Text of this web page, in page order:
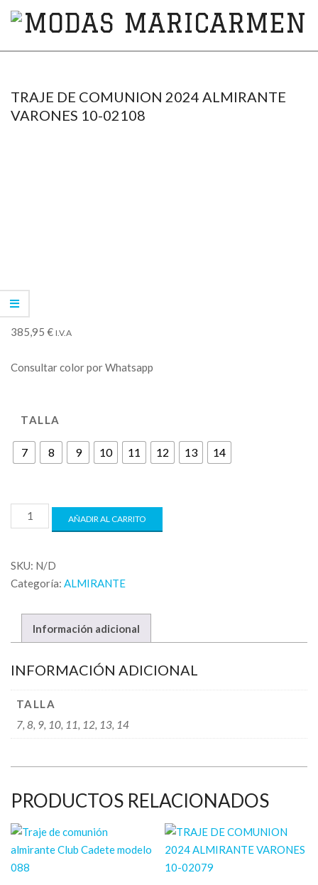
MODAS
TRAJE DE COMUNION 2024 ALMIRANTE
VARONES 10-02108
385,95 € I.V.A
Consultar color por Whatsapp
TALLA
7 8 9 10 11 12 13 14
AÑADIR AL CARRITO
SKU: N/D
Categoría: ALMIRANTE
Información adicional
INFORMACIÓN ADICIONAL
TALLA
7, 8, 9, 10, 11, 12, 13, 14
PRODUCTOS RELACIONADOS